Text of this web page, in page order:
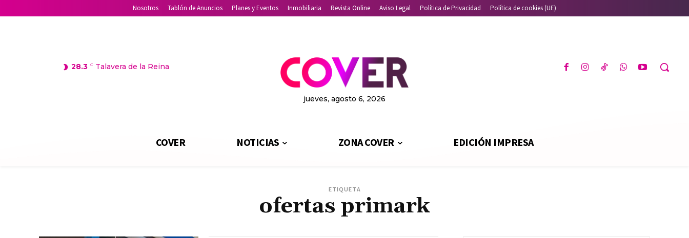
Nosotros Tablón de Anuncios Planes y Eventos Inmobiliaria Revista Online Aviso Legal Política de Privacidad Política de cookies (UE)
28.3 C Talavera de la Reina
jueves, agosto 6, 2026
COVER NOTICIAS ZONA COVER EDICIÓN IMPRESA
ETIQUETA
ofertas primark